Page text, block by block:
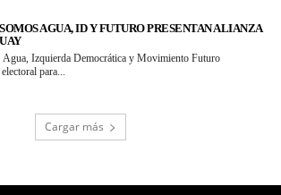
AGUA, ID Y FUTURO PRESENTAN ALIANZA
Izquierda Democrática y Movimiento Futuro
para...
Cargar más